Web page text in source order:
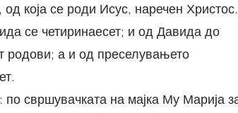
која се роди Исус, наречен Христос.
родови; а и од преселувањето